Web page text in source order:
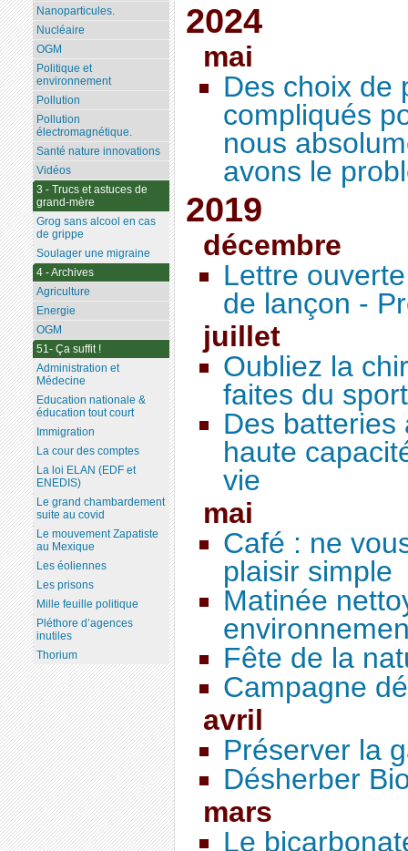
2024
mai
Des choix de
compliqués
nous
avons le
2019
décembre
Lettre
de lançon -
juillet
Oubliez la
faites du
Des batteries
haute
vie
mai
Café : ne
plaisir simple
Matinée
Fête de la
Campagne
avril
Préserver la
Désherber
mars
Le
Nanoparticules.
Nucléaire
OGM
Politique et
environnement
Pollution
Pollution
électromagnétique.
Santé nature innovations
Vidéos
3 - Trucs et astuces de
grand-mère
Grog sans alcool en cas
de grippe
Soulager une migraine
4 - Archives
Agriculture
Energie
OGM
51- Ça suffit !
Administration et
Médecine
Education nationale &
éducation tout court
Immigration
La cour des comptes
La loi ELAN (EDF et
ENEDIS)
Le grand chambardement
suite au covid
Le mouvement Zapatiste
au Mexique
Les éoliennes
Les prisons
Mille feuille politique
Pléthore d’agences
inutiles
Thorium